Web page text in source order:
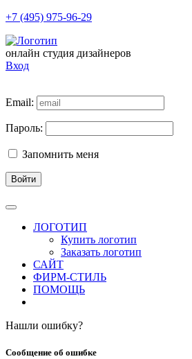
+7 (495) 975-96-29
онлайн студия дизайнеров
Вход
Email:
Пароль:
Запомнить меня
Войти
ЛОГОТИП
Купить логотип
Заказать логотип
САЙТ
ФИРМ-СТИЛЬ
ПОМОЩЬ
Нашли ошибку?
Сообщение об ошибке